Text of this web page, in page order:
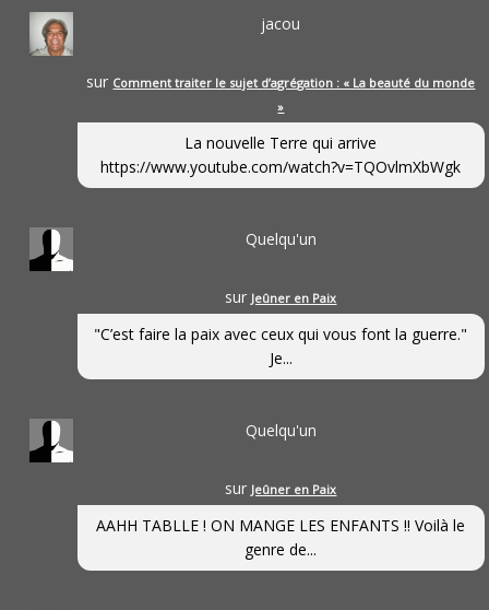
jacou
sur Comment traiter le sujet d’agrégation : « La beauté du monde
»
La nouvelle Terre qui arrive
https://www.youtube.com/watch?v=TQOvlmXbWgk
Quelqu'un
sur Jeûner en Paix
"C’est faire la paix avec ceux qui vous font la guerre."
Je...
Quelqu'un
sur Jeûner en Paix
AAHH TABLLE ! ON MANGE LES ENFANTS !! Voilà le
genre de...